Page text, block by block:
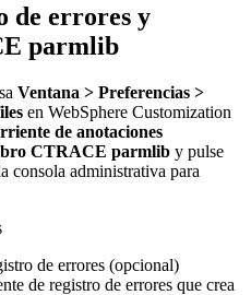
de errores y
parmlib
Ventana > Preferencias >
en WebSphere Customization
de anotaciones
CTRACE parmlib y pulse
consola administrativa para
de errores (opcional)
de registro de errores que crea